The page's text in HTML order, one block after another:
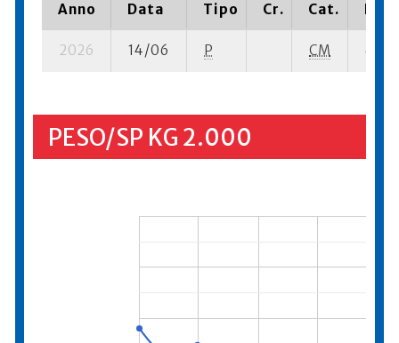
Anno Data Tipo Cr. Cat.
2026 14/06 P CM 4 su-
PESO/SP KG 2.000